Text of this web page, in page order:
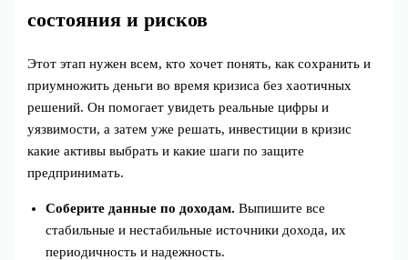
состояния и рисков
Этот этап нужен всем, кто хочет понять, как сохранить и
приумножить деньги во время кризиса без хаотичных
решений. Он помогает увидеть реальные цифры и
уязвимости, а затем уже решать, инвестиции в кризис
какие активы выбрать и какие шаги по защите
предпринимать.
Соберите данные по доходам. Выпишите все
стабильные и нестабильные источники дохода, их
периодичность и надежность.